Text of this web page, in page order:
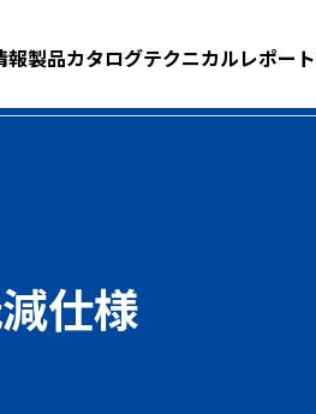
報製品カタログテクニカルレポート
仕様